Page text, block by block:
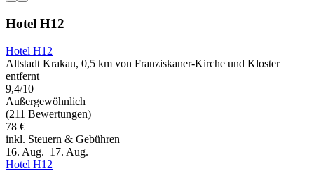
Hotel H12
Hotel H12
Altstadt Krakau, 0,5 km von Franziskaner-Kirche und Kloster
entfernt
9,4/10
Außergewöhnlich
(211 Bewertungen)
78 €
inkl. Steuern & Gebühren
16. Aug.–17. Aug.
Hotel H12